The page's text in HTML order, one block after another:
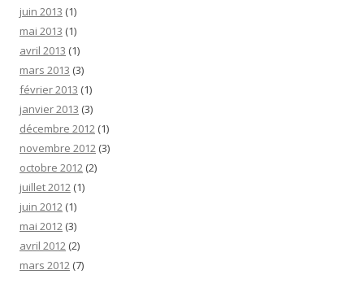
juin 2013 (1)
mai 2013 (1)
avril 2013 (1)
mars 2013 (3)
février 2013 (1)
janvier 2013 (3)
décembre 2012 (1)
novembre 2012 (3)
octobre 2012 (2)
juillet 2012 (1)
juin 2012 (1)
mai 2012 (3)
avril 2012 (2)
mars 2012 (7)